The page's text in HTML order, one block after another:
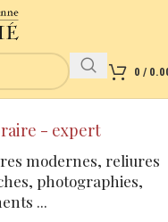
0 /
- expert
modernes, reliures
photographies,
...